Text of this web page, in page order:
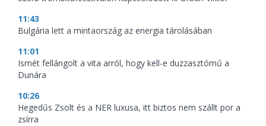
11:43
Bulgária lett a mintaország az energia tárolásában
11:01
Ismét fellángolt a vita arról, hogy kell-e duzzasztómű a
Dunára
10:26
Hegedűs Zsolt és a NER luxusa, itt biztos nem szállt por a
zsírra